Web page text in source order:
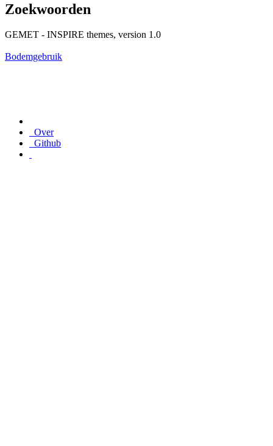
Zoekwoorden
GEMET - INSPIRE themes, version 1.0
Bodemgebruik
Over
Github